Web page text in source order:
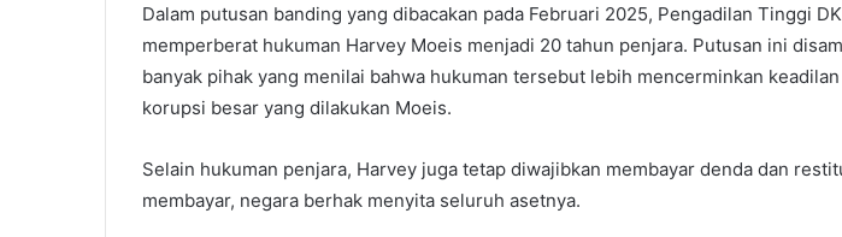
Dalam putusan banding yang dibacakan pada Februari 2025, Pengadilan Tinggi
memperberat hukuman Harvey Moeis menjadi 20 tahun penjara. Putusan ini
banyak pihak yang menilai bahwa hukuman tersebut lebih mencerminkan
korupsi besar yang dilakukan Moeis.
Selain hukuman penjara, Harvey juga tetap diwajibkan membayar denda dan
membayar, negara berhak menyita seluruh asetnya.